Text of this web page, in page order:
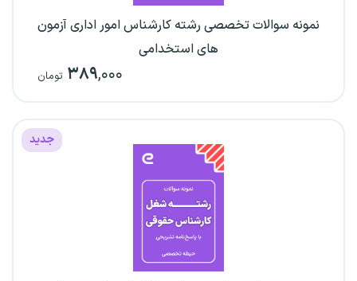
نمونه سوالات تخصصی رشته کارشناس امور اداری آزمون
های استخدامی
۳۸۹,۰۰۰ تومان
جدید